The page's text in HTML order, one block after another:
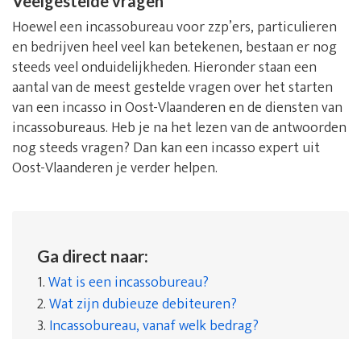
Hoewel een incassobureau voor zzp’ers, particulieren
en bedrijven heel veel kan betekenen, bestaan er nog
steeds veel onduidelijkheden. Hieronder staan een
aantal van de meest gestelde vragen over het starten
van een incasso in Oost-Vlaanderen en de diensten van
incassobureaus. Heb je na het lezen van de antwoorden
nog steeds vragen? Dan kan een incasso expert uit
Oost-Vlaanderen je verder helpen.
Ga direct naar:
1.Wat is een incassobureau?
2.Wat zijn dubieuze debiteuren?
3. Incassobureau, vanaf welk bedrag?